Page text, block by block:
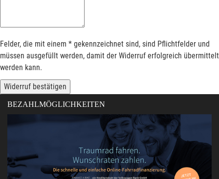
Felder, die mit einem * gekennzeichnet sind, sind Pflichtfelder und
müssen ausgefüllt werden, damit der Widerruf erfolgreich übermittelt
werden kann.
Widerruf bestätigen
BEZAHLMÖGLICHKEITEN